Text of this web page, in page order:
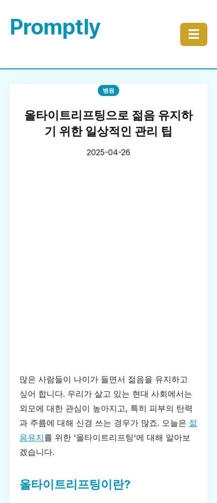
Promptly ☰
병원
올타이트리프팅으로 젊음 유지하
기 위한 일상적인 관리 팁
2025-04-26
많은 사람들이 나이가 들면서 젊음을 유지하고
싶어 합니다. 우리가 살고 있는 현대 사회에서는
외모에 대한 관심이 높아지고, 특히 피부의 탄력
과 주름에 대해 신경 쓰는 경우가 많죠. 오늘은 젊
음유지 를 위한 '올타이트리프팅'에 대해 알아보
겠습니다.
올타이트리프팅이란?